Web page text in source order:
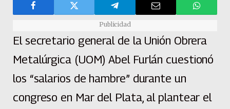
Publicidad
El secretario general de la Unión Obrera
Metalúrgica (UOM) Abel Furlán cuestionó
los “salarios de hambre” durante un
congreso en Mar del Plata, al plantear el